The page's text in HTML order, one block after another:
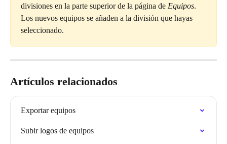
divisiones en la parte superior de la página de Equipos.
Los nuevos equipos se añaden a la división que hayas
seleccionado.
Artículos relacionados
Exportar equipos
Subir logos de equipos